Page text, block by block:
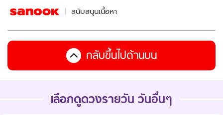
สนับสนุนเนื้อหา
กลับขึ้นไปด้านบน
เลือกดูดวงรายวัน วันอื่นๆ